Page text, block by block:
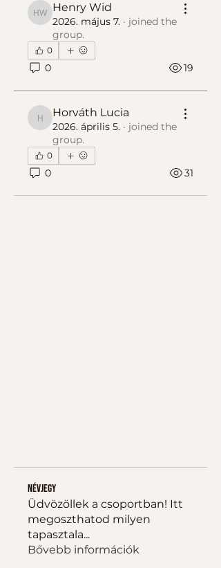
Henry Wid
Henry Wid
2026. május 7. · joined the
group.
0
0 19
Horváth Lucia
Horváth Lucia
2026. április 5. · joined the
group.
0
0 31
Névjegy
Üdvözöllek a csoportban! Itt
megoszthatod milyen
tapasztala...
Bővebb információk